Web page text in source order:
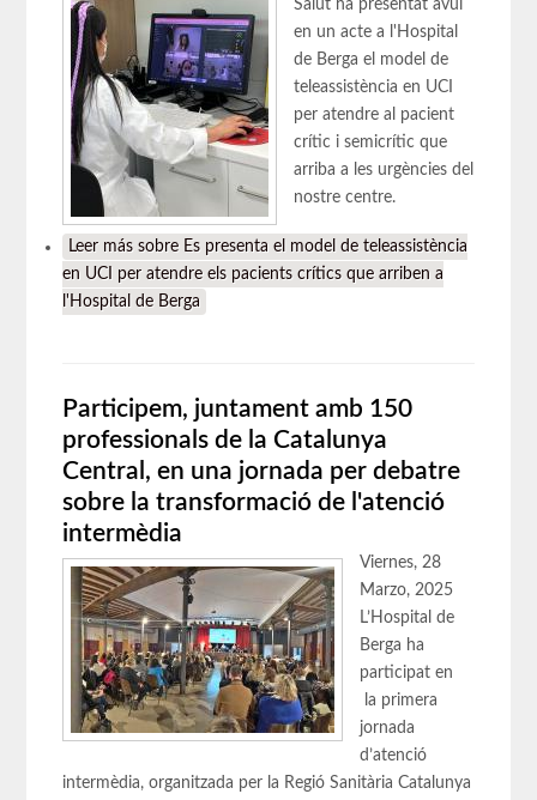
Salut ha presentat avui
en un acte a l'Hospital
de Berga el model de
teleassistència en UCI
per atendre al pacient
crític i semicrític que
arriba a les urgències del
nostre centre.
Leer más sobre Es presenta el model de teleassistència
en UCI per atendre els pacients crítics que arriben a
l'Hospital de Berga
Participem, juntament amb 150
professionals de la Catalunya
Central, en una jornada per debatre
sobre la transformació de l'atenció
intermèdia
Viernes, 28
Marzo, 2025
L’Hospital de
Berga ha
participat en
la primera
jornada
d’atenció
intermèdia, organitzada per la Regió Sanitària Catalunya